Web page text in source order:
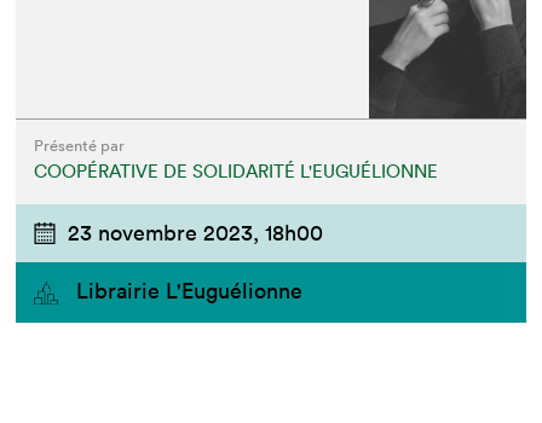
Présenté par
COOPÉRATIVE DE SOLIDARITÉ L'EUGUÉLIONNE
23 novembre 2023, 18h00
Librairie L'Euguélionne